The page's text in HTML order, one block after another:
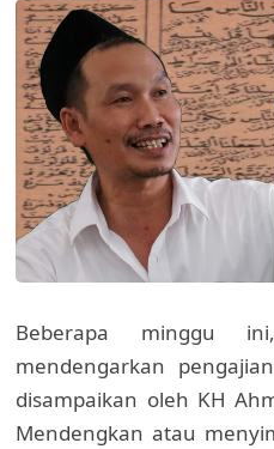
Beberapa minggu
mendengarkan
disampaikan oleh KH
Mendengkan atau